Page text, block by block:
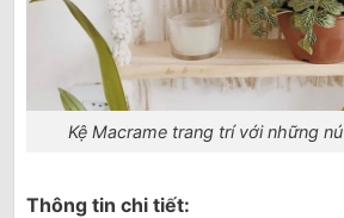
Kệ Macrame trang trí với những
Thông tin chi tiết: